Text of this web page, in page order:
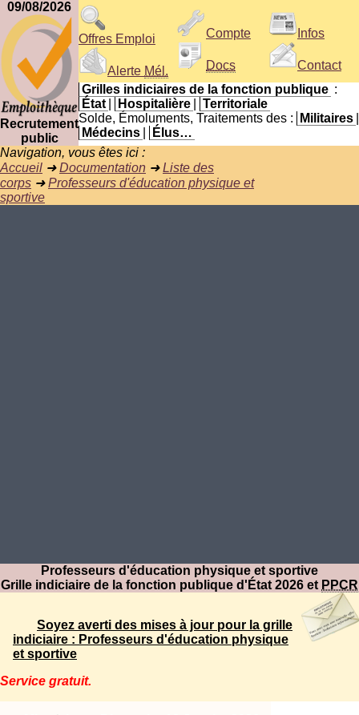
09/08/2026
Recrutement
public
Offres Emploi
Alerte Mél.
Compte
Docs
Infos
Contact
Grilles indiciaires de la fonction publique :
État
Hospitalière
Territoriale
Solde, Émoluments, Traitements des :
Militaires
Médecins
Élus…
Navigation, vous êtes ici :
Accueil ➜Documentation ➜Liste des
corps ➜Professeurs d'éducation physique et
sportive
Professeurs d'éducation physique et sportive
Grille indiciaire de la fonction publique d'État 2026 et PPCR
Soyez averti des mises à jour pour la grille
indiciaire : Professeurs d'éducation physique
et sportive
Service gratuit.